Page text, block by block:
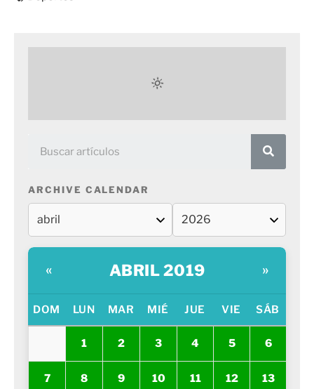
ARCHIVE CALENDAR
« ABRIL 2019 »
DOM LUN MAR MIÉ JUE VIE SÁB
1 2 3 4 5 6
7 8 9 10 11 12 13